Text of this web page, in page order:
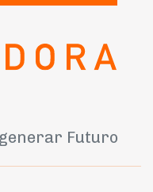
Futuro